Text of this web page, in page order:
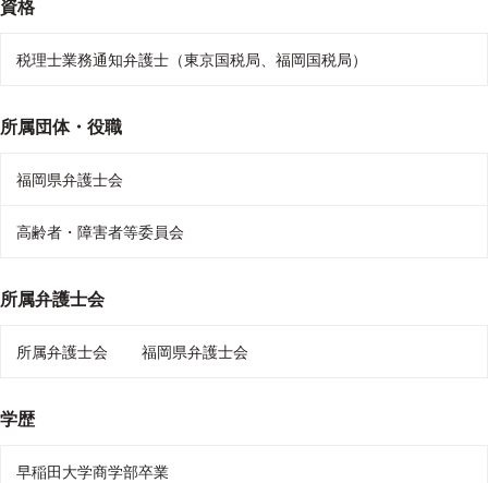
資格
税理士業務通知弁護士（東京国税局、福岡国税局）
所属団体・役職
福岡県弁護士会
高齢者・障害者等委員会
所属弁護士会
所属弁護士会 福岡県弁護士会
学歴
早稲田大学商学部卒業